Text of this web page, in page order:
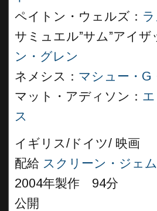
ペイトン・ウェルズ：
サミュエル”サム”アイザ
ン・グレン
ネメシス： マシュー・G
マット・アディソン：
ス
イギリス/ドイツ/ 映画
配給 スクリーン・ジェ
2004年製作 94分
公開